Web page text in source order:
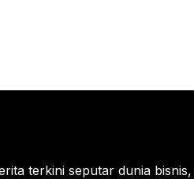
terkini seputar dunia